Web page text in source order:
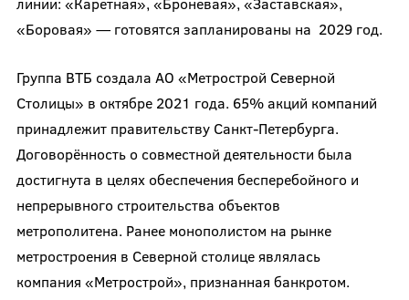
«Боровая» — готовятся запланированы на 2029 год.
Группа ВТБ создала АО «Метрострой Северной
Столицы» в октябре 2021 года. 65% акций компаний
принадлежит правительству Санкт-Петербурга.
Договорённость о совместной деятельности была
достигнута в целях обеспечения бесперебойного и
непрерывного строительства объектов
метрополитена. Ранее монополистом на рынке
метростроения в Северной столице являлась
компания «Метрострой», признанная банкротом.